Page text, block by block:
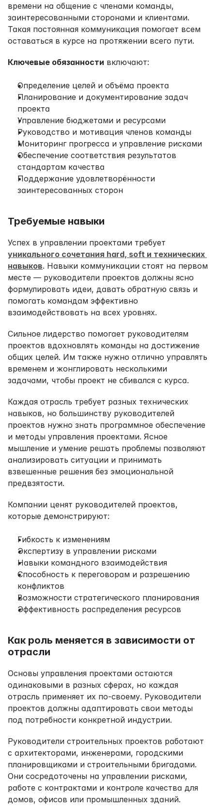
времени на общение с членами команды,
заинтересованными сторонами и клиентами.
Такая постоянная коммуникация помогает всем
оставаться в курсе на протяжении всего пути.
Ключевые обязанности включают:
Определение целей и объёма проекта
Планирование и документирование задач
проекта
Управление бюджетами и ресурсами
Руководство и мотивация членов команды
Мониторинг прогресса и управление рисками
Обеспечение соответствия результатов
стандартам качества
Поддержание удовлетворённости
заинтересованных сторон
Требуемые навыки
уникального сочетания hard, soft и технических
навыков. Навыки коммуникации стоят на первом
месте — руководители проектов должны ясно
формулировать идеи, давать обратную связь и
помогать командам эффективно
взаимодействовать на всех уровнях.
Сильное лидерство помогает руководителям
проектов вдохновлять команды на достижение
общих целей. Им также нужно отлично управлять
временем и жонглировать несколькими
задачами, чтобы проект не сбивался с курса.
Каждая отрасль требует разных технических
навыков, но большинству руководителей
проектов нужно знать программное обеспечение
и методы управления проектами. Ясное
мышление и умение решать проблемы позволяют
анализировать ситуации и принимать
взвешенные решения без эмоциональной
предвзятости.
Компании ценят руководителей проектов,
которые демонстрируют:
Гибкость к изменениям
Экспертизу в управлении рисками
Навыки командного взаимодействия
Способность к переговорам и разрешению
конфликтов
Возможности стратегического планирования
Эффективность распределения ресурсов
Как роль меняется в зависимости от
отрасли
Основы управления проектами остаются
одинаковыми в разных сферах, но каждая
отрасль применяет их по-своему. Руководители
проектов должны адаптировать свои методы
под потребности конкретной индустрии.
Руководители строительных проектов работают
с архитекторами, инженерами, городскими
планировщиками и строительными бригадами.
Они сосредоточены на управлении рисками,
работе с контрактами и контроле качества для
домов, офисов или промышленных зданий.